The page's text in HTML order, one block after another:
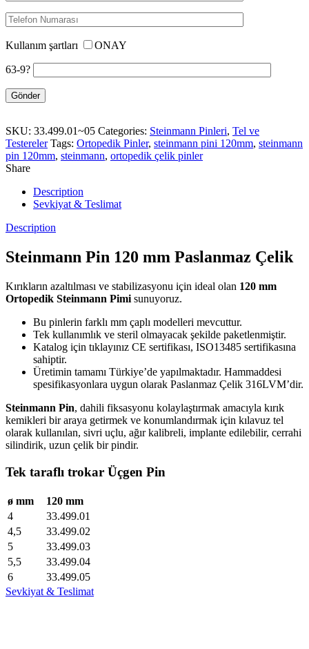
Kullanım şartları ONAY
63-9?
SKU: 33.499.01~05 Categories: Steinmann Pinleri, Tel ve
Testereler Tags: Ortopedik Pinler, steinmann pini 120mm, steinmann
pin 120mm, steinmann, ortopedik çelik pinler
Share
Description
Sevkiyat & Teslimat
Description
Steinmann Pin 120 mm Paslanmaz Çelik
Kırıkların azaltılması ve stabilizasyonu için ideal olan 120 mm
Ortopedik Steinmann Pimi sunuyoruz.
Bu pinlerin farklı mm çaplı modelleri mevcuttur.
Tek kullanımlık ve steril olmayacak şekilde paketlenmiştir.
Katalog için tıklayınız CE sertifikası, ISO13485 sertifikasına
sahiptir.
Üretimin tamamı Türkiye’de yapılmaktadır. Hammaddesi
spesifikasyonlara uygun olarak Paslanmaz Çelik 316LVM’dir.
Steinmann Pin, dahili fiksasyonu kolaylaştırmak amacıyla kırık
kemikleri bir araya getirmek ve konumlandırmak için kılavuz tel
olarak kullanılan, sivri uçlu, ağır kalibreli, implante edilebilir, cerrahi
silindirik, uzun çelik bir pindir.
Tek taraflı trokar Üçgen Pin
ø mm
120 mm
4
33.499.01
4,5
33.499.02
5
33.499.03
5,5
33.499.04
6
33.499.05
Sevkiyat & Teslimat